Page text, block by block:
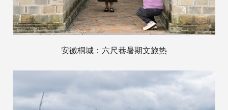
安徽桐城：六尺巷暑期文旅热